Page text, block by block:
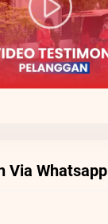
Via Whatsapp